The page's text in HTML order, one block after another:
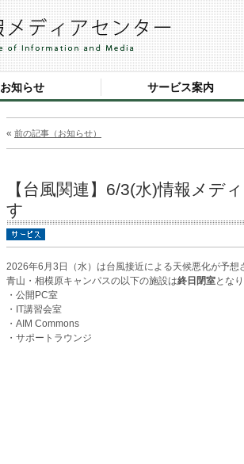
お知らせ サービス案内
« 前の記事（お知らせ）
【台風関連】6/3(水)情報メデ
す
2026年6月3日（水）は台風接近による天候悪化が予想
青山・相模原キャンパスの以下の施設は終日閉室とな
・公開PC室
・IT講習会室
・AIM Commons
・サポートラウンジ